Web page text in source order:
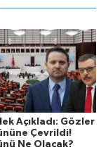
Açıkladı: Gözler
Çevrildi!
Ne Olacak?